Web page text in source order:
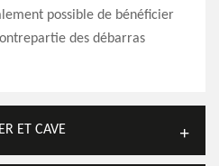
possible de bénéficier
des débarras
ET CAVE